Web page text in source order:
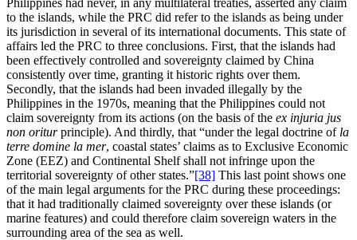
to the islands, while the PRC did refer to the islands as being under
its jurisdiction in several of its international documents. This state of
affairs led the PRC to three conclusions. First, that the islands had
been effectively controlled and sovereignty claimed by China
consistently over time, granting it historic rights over them.
Secondly, that the islands had been invaded illegally by the
Philippines in the 1970s, meaning that the Philippines could not
claim sovereignty from its actions (on the basis of the ex injuria jus
non oriturprinciple). And thirdly, that “under the legal doctrine of la
terre domine la mer, coastal states’ claims as to Exclusive Economic
Zone (EEZ) and Continental Shelf shall not infringe upon the
territorial sovereignty of other states.”[38] This last point shows one
of the main legal arguments for the PRC during these proceedings:
that it had traditionally claimed sovereignty over these islands (or
marine features) and could therefore claim sovereign waters in the
surrounding area of the sea as well.